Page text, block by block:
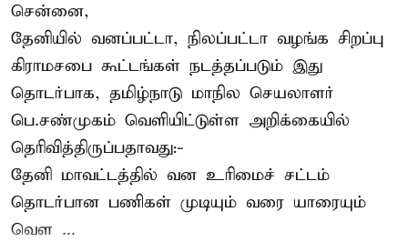
சென்னை,
தேனியில் வனப்பட்டா, நிலப்பட்டா வழங்க சிறப்பு
கிராமசபை கூட்டங்கள் நடத்தப்படும் இது
தொடர்பாக, தமிழ்நாடு மாநில செயலாளர்
பெ.சண்முகம் வெளியிட்டுள்ள அறிக்கையில்
தெரிவித்திருப்பதாவது:-
தேனி மாவட்டத்தில் வன உரிமைச் சட்டம்
தொடர்பான பணிகள் முடியும் வரை யாரையும்
வெள ...